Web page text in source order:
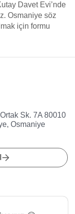
Davet Evi’nde
Osmaniye söz
için formu
Sk. 7A 80010
Osmaniye